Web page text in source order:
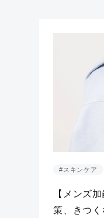
#スキンケア
【メンズ
策、きつく